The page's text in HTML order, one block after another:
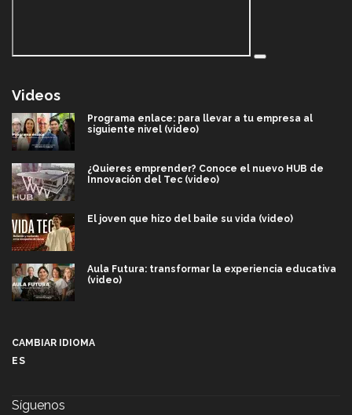
Videos
Programa enlace: para llevar a tu empresa al
siguiente nivel (video)
¿Quieres emprender? Conoce el nuevo HUB de
Innovación del Tec (video)
El joven que hizo del baile su vida (video)
Aula Futura: transformar la experiencia educativa
(video)
CAMBIAR IDIOMA
ES
Síguenos